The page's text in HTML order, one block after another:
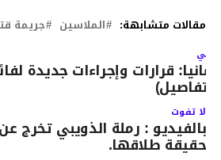
مقالات متشابهة: الملاسين جريمة
قرارات وإجراءات جديدة
لا تفوت
بالفيديو : رملة الذويبي
حقيقة طلاقها.